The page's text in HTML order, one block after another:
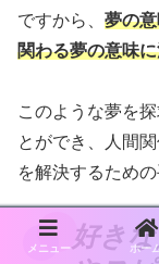
ですから、 夢の
関わる夢の意味
このような夢を
とができ、人間
を解決するため
好き
メニュー ホー